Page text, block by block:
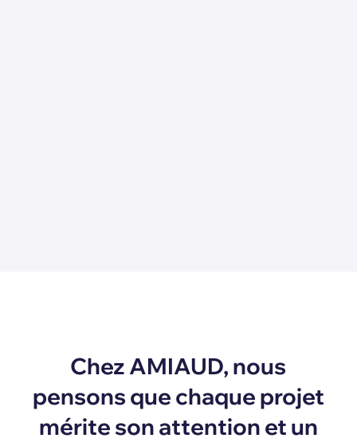
Chez AMIAUD, nous
pensons que chaque projet
mérite son attention et un